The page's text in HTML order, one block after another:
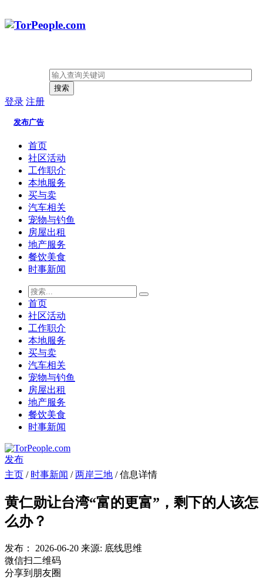
搜索
登录 注册
发布广告
首页
社区活动
工作职介
本地服务
买与卖
汽车相关
宠物与钓鱼
房屋出租
地产服务
餐饮美食
时事新闻
首页
社区活动
工作职介
本地服务
买与卖
汽车相关
宠物与钓鱼
房屋出租
地产服务
餐饮美食
时事新闻
发布
主页 / 时事新闻 /两岸三地 / 信息详情
黄仁勋让台湾“富的更富”，剩下的人该怎
么办？
发布： 2026-06-20 来源: 底线思维
微信扫二维码
分享到朋友圈